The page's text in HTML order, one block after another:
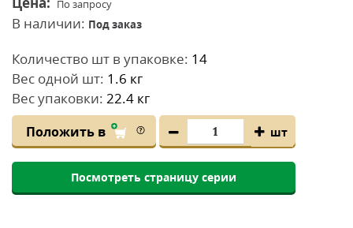
По запросу
В наличии: Под заказ
Количество шт в упаковке: 14
Вес одной шт: 1.6 кг
Вес упаковки: 22.4 кг
Положить в шт
Посмотреть страницу серии